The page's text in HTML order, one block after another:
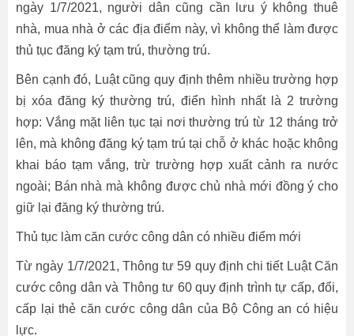
ngày 1/7/2021, người dân cũng cần lưu ý không thuê
nhà, mua nhà ở các địa điểm này, vì không thể làm được
thủ tục đăng ký tạm trú, thường trú.
Bên cạnh đó, Luật cũng quy định thêm nhiều trường hợp
bị xóa đăng ký thường trú, điển hình nhất là 2 trường
hợp: Vắng mặt liên tục tại nơi thường trú từ 12 tháng trở
lên, mà không đăng ký tạm trú tại chỗ ở khác hoặc không
khai báo tạm vắng, trừ trường hợp xuất cảnh ra nước
ngoài; Bán nhà mà không được chủ nhà mới đồng ý cho
giữ lại đăng ký thường trú.
Thủ tục làm căn cước công dân có nhiều điểm mới
Từ ngày 1/7/2021, Thông tư 59 quy định chi tiết Luật Căn
cước công dân và Thông tư 60 quy định trình tự cấp, đổi,
cấp lại thẻ căn cước công dân của Bộ Công an có hiệu
lực.